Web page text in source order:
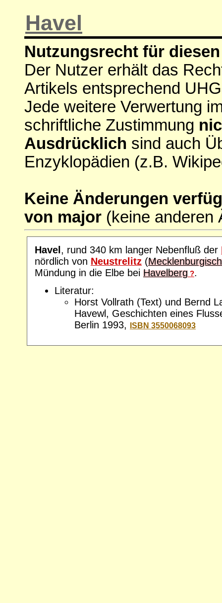
Havel
Nutzungsrecht für
Der Nutzer erhält das
Artikels entsprechend
Jede weitere Verwertung
schriftliche Zustimmung
Ausdrücklich sind auch
Enzyklopädien (z.B.
Keine Änderungen
von major (keine anderen
Havel , rund 340 km langer Nebenfluß der
nördlich von Neustrelitz (
Mündung in die Elbe bei Havelberg ?.
Literatur:
Horst Vollrath (Text) und Bernd
Havewl, Geschichten eines
Berlin 1993,
ISBN 3550068093